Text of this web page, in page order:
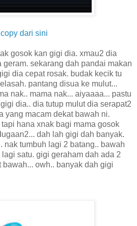
copy dari sini
gosok kan gigi dia. xmau2 dia
geram. sekarang dah pandai makan
dia cepat rosak. budak kecik tu
pantang disua ke mulut...
nak.. mama nak... aiyaaaa... pastu
dia.. dia tutup mulut dia serapat2
yang macam dekat bawah ni.
hana xnak bagi mama gosok
dah lah gigi dah banyak.
nak tumbuh lagi 2 batang.. bawah
satu. gigi geraham dah ada 2
bawah... owh.. banyak dah gigi